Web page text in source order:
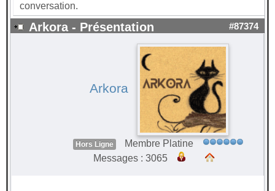
conversation.
Arkora - Présentation #87374
Arkora
Hors Ligne
Membre Platine
Messages : 3065